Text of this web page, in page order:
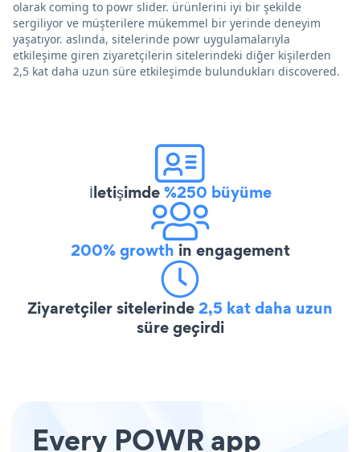
olarak coming to powr slider. ürünlerini iyi bir şekilde
sergiliyor ve müşterilere mükemmel bir yerinde deneyim
yaşatıyor. aslında, sitelerinde powr uygulamalarıyla
etkileşime giren ziyaretçilerin sitelerindeki diğer kişilerden
2,5 kat daha uzun süre etkileşimde bulundukları discovered.
İletişimde%250 büyüme
200% growth in engagement
Ziyaretçiler sitelerinde2,5 kat daha uzun
süre geçirdi
Every POWR app